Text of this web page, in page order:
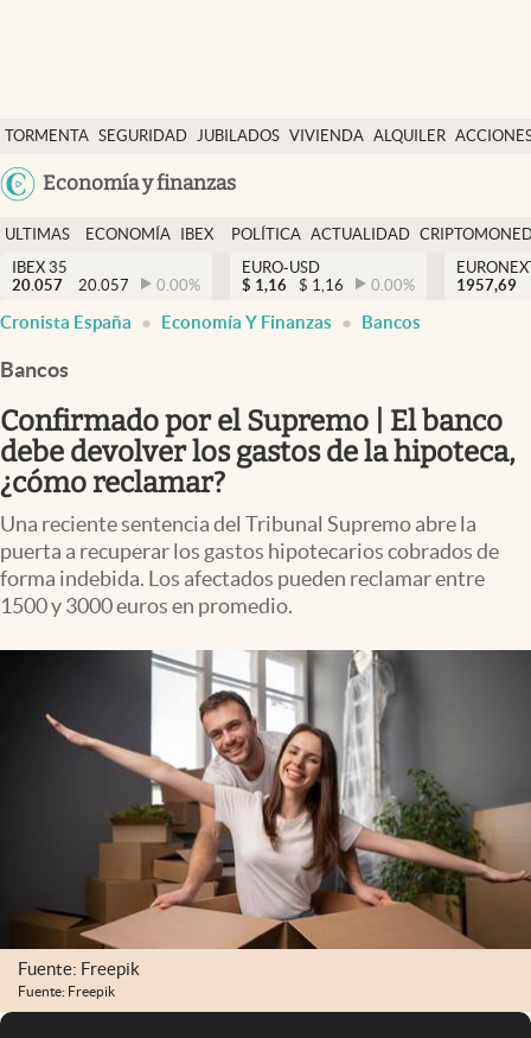
TORMENTA SEGURIDAD JUBILADOS VIVIENDA ALQUILER
USA
Economía y finanzas
Economía y finanzas
Política
Actualidad
Criptomonedas
España
ULTIMAS
NOTICIAS
ECONOMÍA
FINANZAS
IBEX
EURO
POLÍTICA ACTUALIDAD
IBEX 35
20.057
20.057 0.00%
EURO-USD
$ 1,16 $ 1,16 0.00%
1957,69
Cronista España Economía Y Finanzas Bancos
Bancos
Confirmado por el Supremo | El banco
debe devolver los gastos de la hipoteca,
¿cómo reclamar?
Una reciente sentencia del Tribunal Supremo abre la
puerta a recuperar los gastos hipotecarios cobrados de
forma indebida. Los afectados pueden reclamar entre
1500 y 3000 euros en promedio.
Fuente: Freepik
Fuente: Freepik